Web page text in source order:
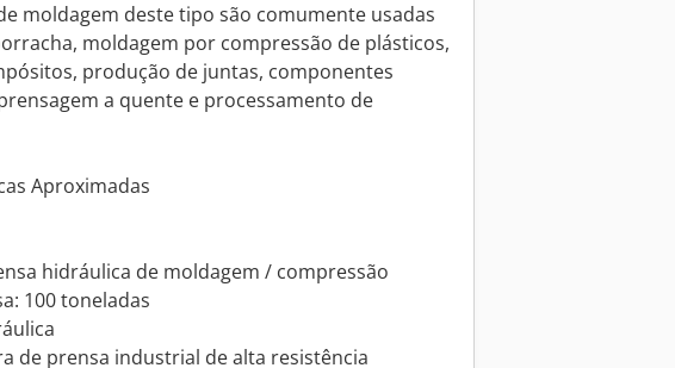
moldagem deste tipo são comumente usadas
moldagem por compressão de plásticos,
produção de juntas, componentes
a quente e processamento de
Aproximadas
hidráulica de moldagem / compressão
100 toneladas
de prensa industrial de alta resistência